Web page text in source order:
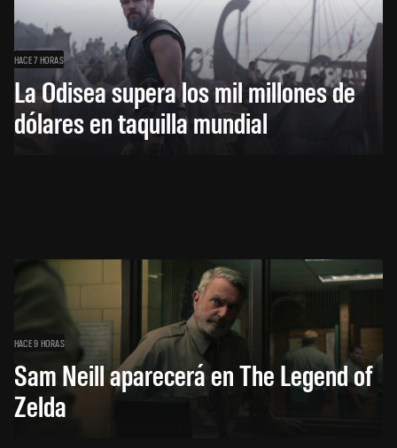
HACE 7 HORAS
La Odisea supera los mil millones de
dólares en taquilla mundial
HACE 9 HORAS
Sam Neill aparecerá en The Legend of
Zelda